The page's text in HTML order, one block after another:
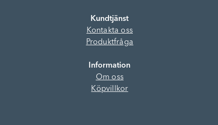
Kundtjänst
Kontakta oss
Produktfråga
Information
Om oss
Köpvillkor